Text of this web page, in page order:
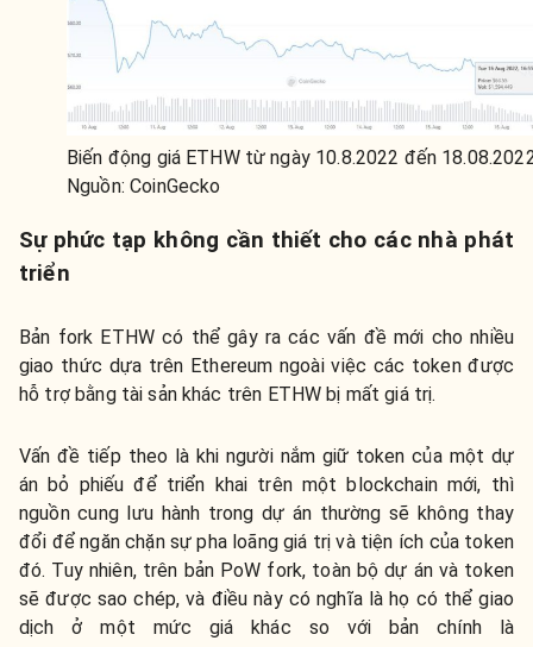
Biến động giá ETHW từ ngày 10.8.2022 đến
Nguồn: CoinGecko
Sự phức tạp không cần thiết cho các nhà phát
triển
Bản fork ETHW có thể gây ra các vấn đề mới cho nhiều
giao thức dựa trên Ethereum ngoài việc các token được
hỗ trợ bằng tài sản khác trên ETHW bị mất giá trị.
Vấn đề tiếp theo là khi người nắm giữ token của một dự
án bỏ phiếu để triển khai trên một blockchain mới, thì
nguồn cung lưu hành trong dự án thường sẽ không thay
đổi để ngăn chặn sự pha loãng giá trị và tiện ích của token
đó. Tuy nhiên, trên bản PoW fork, toàn bộ dự án và token
sẽ được sao chép, và điều này có nghĩa là họ có thể giao
dịch ở một mức giá khác so với bản chính là